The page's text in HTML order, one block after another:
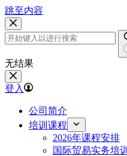
跳至内容
无结果
登入
公司简介
培训课程
2026年课程安排
国际贸易实务培训